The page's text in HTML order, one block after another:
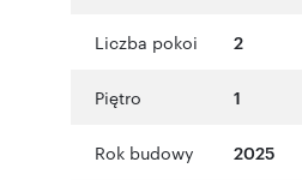
Liczba pokoi 2
Piętro 1
Rok budowy 2025